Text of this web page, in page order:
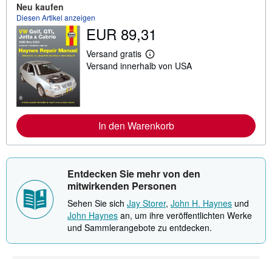
n
e
s
a
n
o
s
t
e
n
Neu kaufen
Diesen Artikel anzeigen
EUR 89,31
Versand gratis
W
e
e
n
f
r
a
t
o
n
e
n
Versand innerhalb von USA
In den Warenkorb
Entdecken Sie mehr von den
mitwirkenden Personen
Sehen Sie sich Jay Storer, John H. Haynes und
John Haynes an, um ihre veröffentlichten Werke
und Sammlerangebote zu entdecken.